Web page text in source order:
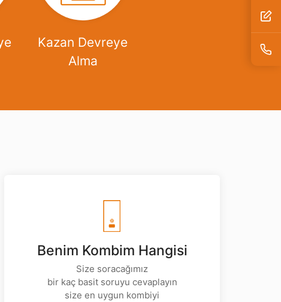
Kazan Devreye
Alma
Benim Kombim Hangisi
Size soracağımız
bir kaç basit soruyu cevaplayın
size en uygun kombiyi